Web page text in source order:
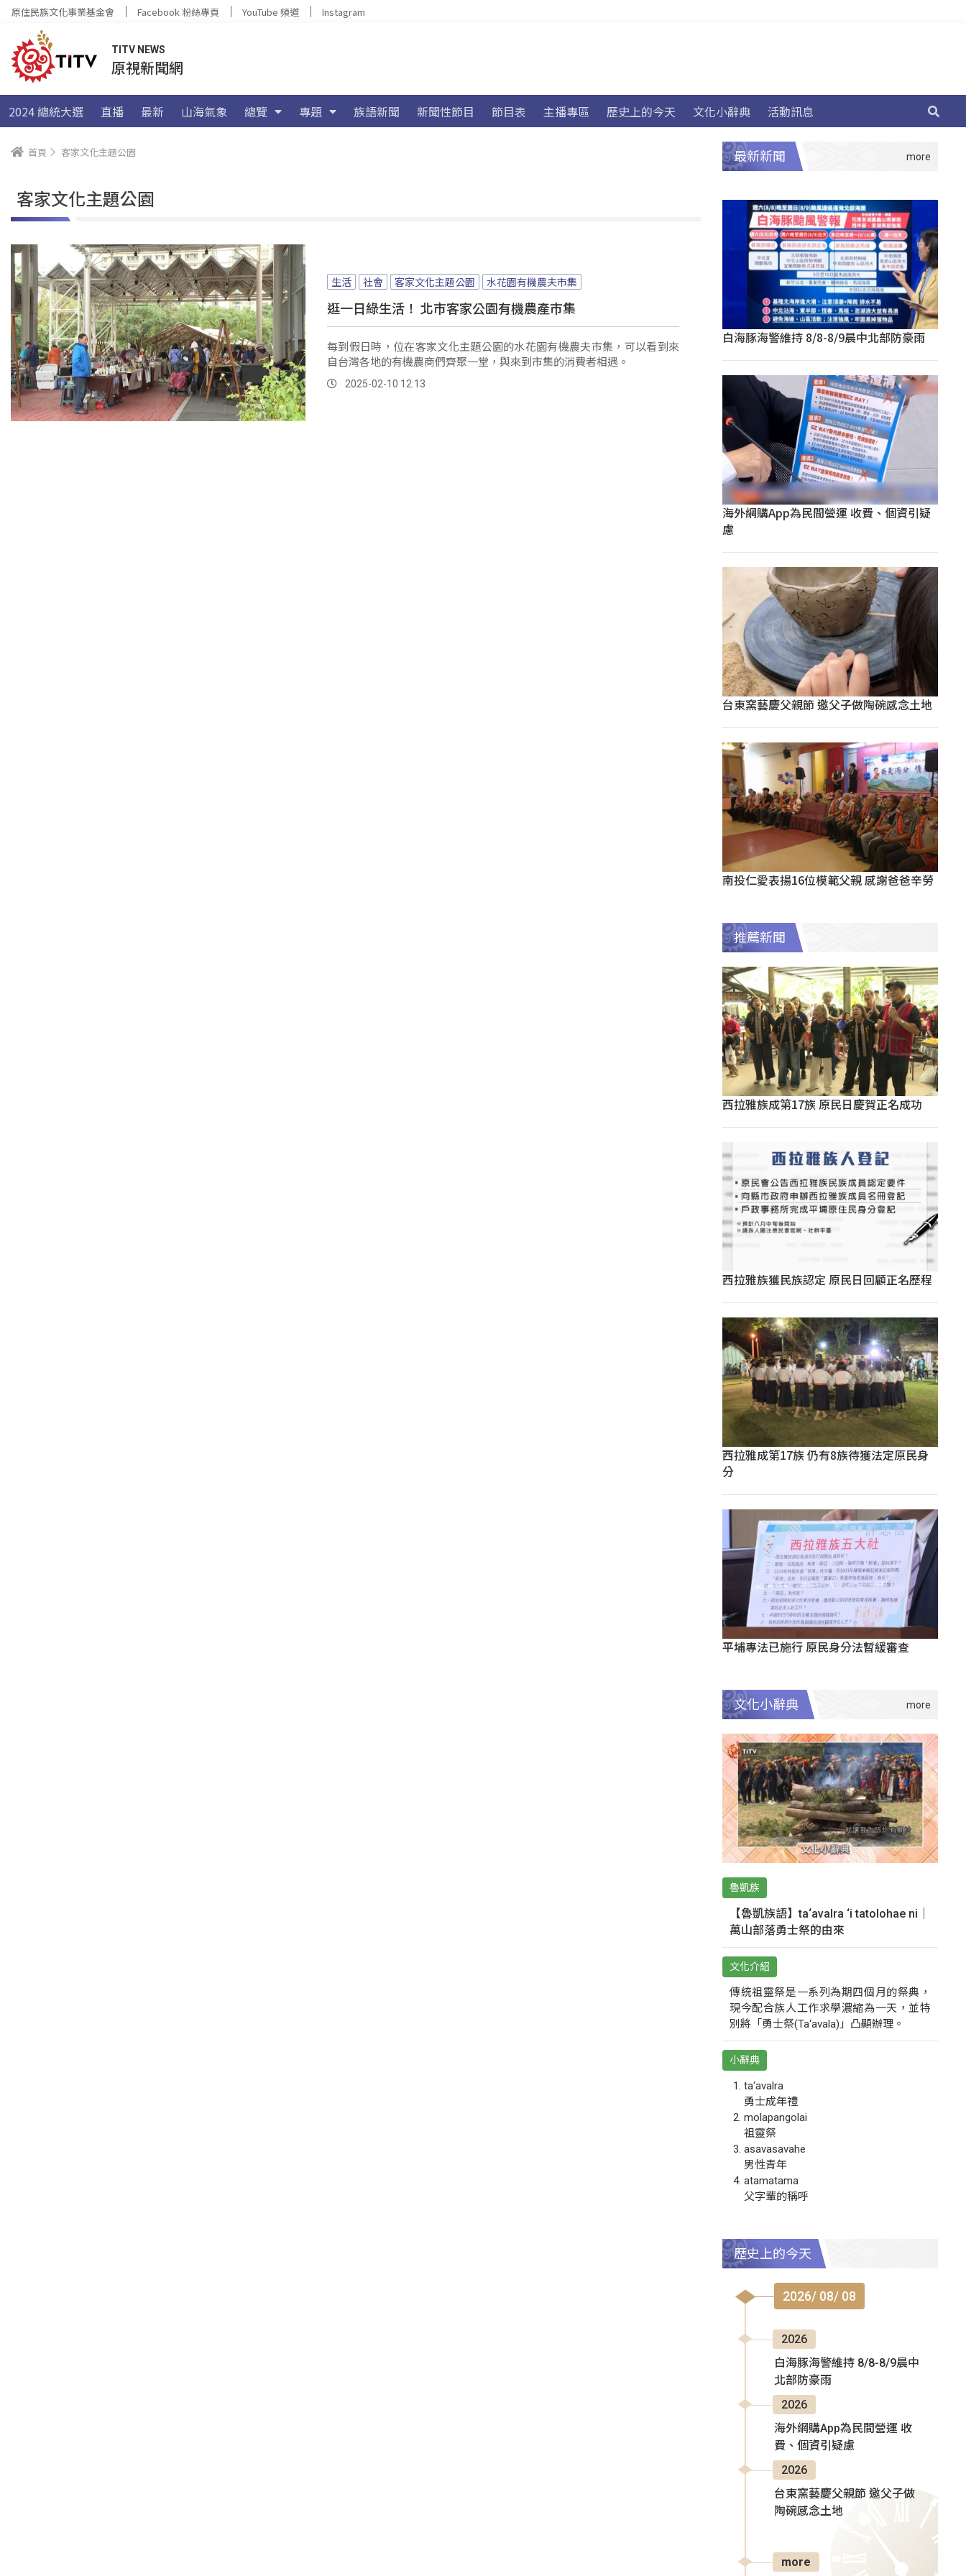
原住民族文化事業基金會 Facebook 粉絲專頁 YouTube 頻道 Instagram
TITV NEWS
原視新聞網
2024 總統大選 直播 最新 山海氣象 總覽 專題 族語新聞 新聞性節目 節目表 主播專區 歷史上的今天 文化小辭典 活動訊息
首頁 客家文化主題公園
客家文化主題公園
生活 社會 客家文化主題公園 水花園有機農夫市集
逛一日綠生活！ 北市客家公園有機農產市集
每到假日時，位在客家文化主題公園的水花園有機農夫市集，可以看到來
自台灣各地的有機農商們齊聚一堂，與來到市集的消費者相遇。
2025-02-10 12:13
最新新聞
白海豚海警維持 8/8-8/9晨中北部防豪雨
海外網購App為民間營運 收費、個資引疑
慮
台東窯藝慶父親節 邀父子做陶碗感念土地
南投仁愛表揚16位模範父親 感謝爸爸辛勞
推薦新聞
西拉雅族成第17族 原民日慶賀正名成功
西拉雅族獲民族認定 原民日回顧正名歷程
西拉雅成第17族 仍有8族待獲法定原民身
分
平埔專法已施行 原民身分法暫緩審查
文化小辭典
魯凱族
【魯凱族語】ta‘avalra ‘i tatolohae ni｜
萬山部落勇士祭的由來
文化介紹
傳統祖靈祭是一系列為期四個月的祭典，
現今配合族人工作求學濃縮為一天，並特
別將「勇士祭(Ta‘avala)」凸顯辦理。
小辭典
ta‘avalra
勇士成年禮
molapangolai
祖靈祭
asavasavahe
男性青年
atamatama
父字輩的稱呼
歷史上的今天
2026/ 08/ 08
2026
白海豚海警維持 8/8-8/9晨中
北部防豪雨
2026
海外網購App為民間營運 收
費、個資引疑慮
2026
台東窯藝慶父親節 邀父子做
陶碗感念土地
more